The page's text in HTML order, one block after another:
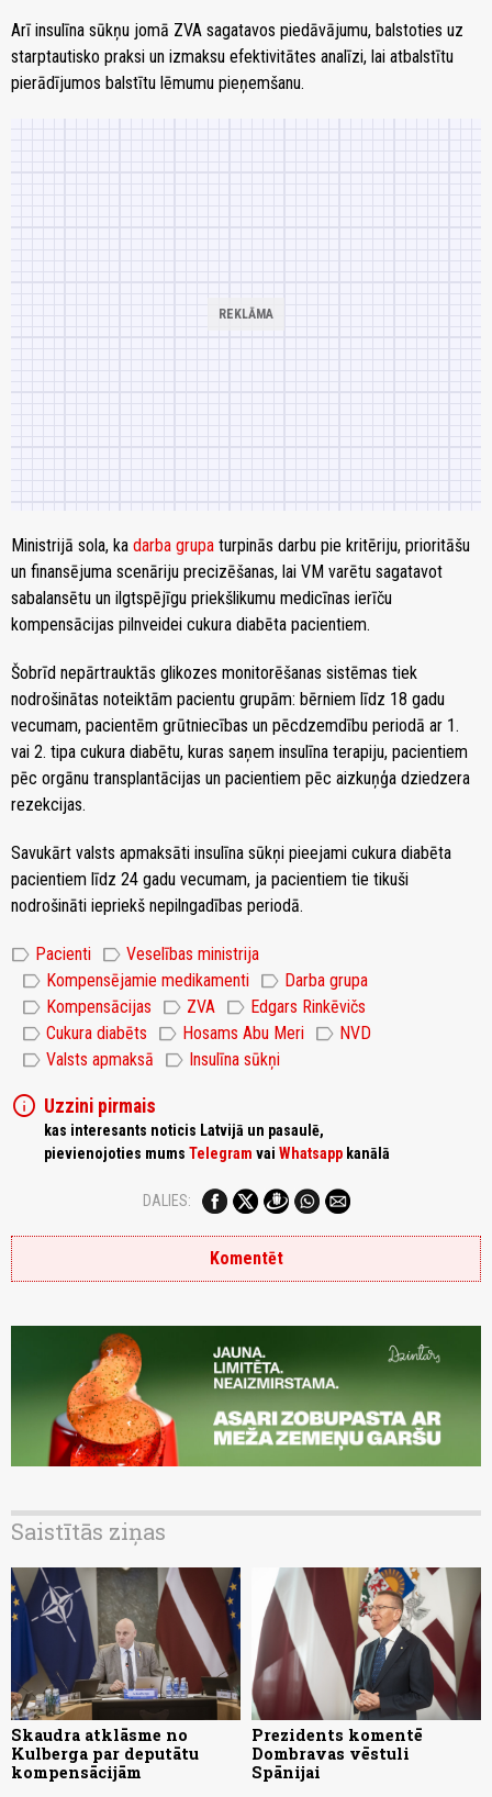
Arī insulīna sūkņu jomā ZVA sagatavos piedāvājumu, balstoties uz
starptautisko praksi un izmaksu efektivitātes analīzi, lai atbalstītu
pierādījumos balstītu lēmumu pieņemšanu.
Ministrijā sola, ka darba grupa turpinās darbu pie kritēriju, prioritāšu
un finansējuma scenāriju precizēšanas, lai VM varētu sagatavot
sabalansētu un ilgtspējīgu priekšlikumu medicīnas ierīču
kompensācijas pilnveidei cukura diabēta pacientiem.
Šobrīd nepārtrauktās glikozes monitorēšanas sistēmas tiek
nodrošinātas noteiktām pacientu grupām: bērniem līdz 18 gadu
vecumam, pacientēm grūtniecības un pēcdzemdību periodā ar 1.
vai 2. tipa cukura diabētu, kuras saņem insulīna terapiju, pacientiem
pēc orgānu transplantācijas un pacientiem pēc aizkuņģa dziedzera
rezekcijas.
Savukārt valsts apmaksāti insulīna sūkņi pieejami cukura diabēta
pacientiem līdz 24 gadu vecumam, ja pacientiem tie tikuši
nodrošināti iepriekš nepilngadības periodā.
label Pacienti label Veselības ministrija
label Kompensējamie medikamenti label Darba grupa
label Kompensācijas label ZVA label Edgars Rinkēvičs
label Cukura diabēts label Hosams Abu Meri label NVD
label Valsts apmaksā label Insulīna sūkņi
info Uzzini pirmais
kas interesants noticis Latvijā un pasaulē,
pievienojoties mums Telegram vai Whatsapp kanālā
DALIES:
Komentēt
Saistītās ziņas
Skaudra atklāsme no
Kulberga par deputātu
kompensācijām
Prezidents komentē
Dombravas vēstuli
Spānijai